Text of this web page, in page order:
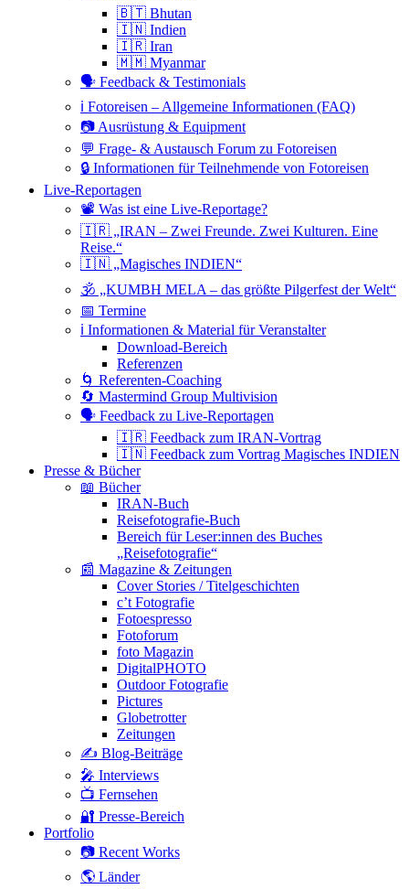
🇧🇹 Bhutan
🇮🇳 Indien
🇮🇷 Iran
🇲🇲 Myanmar
🗣 Feedback & Testimonials
ℹ️ Fotoreisen – Allgemeine Informationen (FAQ)
📷 Ausrüstung & Equipment
💬 Frage- & Austausch Forum zu Fotoreisen
🔒 Informationen für Teilnehmende von Fotoreisen
Live-Reportagen
📽 Was ist eine Live-Reportage?
🇮🇷 „IRAN – Zwei Freunde. Zwei Kulturen. Eine
Reise.“
🇮🇳 „Magisches INDIEN“
🕉 „KUMBH MELA – das größte Pilgerfest der Welt“
📅 Termine
ℹ️ Informationen & Material für Veranstalter
Download-Bereich
Referenzen
🌀 Referenten-Coaching
🔄 Mastermind Group Multivision
🗣 Feedback zu Live-Reportagen
🇮🇷 Feedback zum IRAN-Vortrag
🇮🇳 Feedback zum Vortrag Magisches INDIEN
Presse & Bücher
📖 Bücher
IRAN-Buch
Reisefotografie-Buch
Bereich für Leser:innen des Buches
„Reisefotografie“
📰 Magazine & Zeitungen
Cover Stories / Titelgeschichten
c’t Fotografie
Fotoespresso
Fotoforum
foto Magazin
DigitalPHOTO
Outdoor Fotografie
Pictures
Globetrotter
Zeitungen
✍️ Blog-Beiträge
🎤 Interviews
📺 Fernsehen
🔐 Presse-Bereich
Portfolio
📷 Recent Works
🌎 Länder